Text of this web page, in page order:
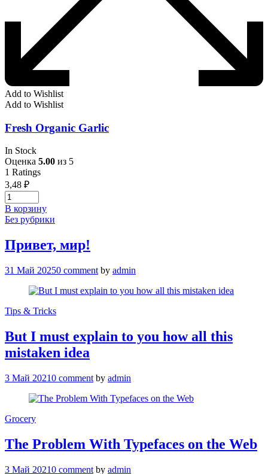
Add to Wishlist
Add to Wishlist
Fresh Organic Garlic
In Stock
Оценка 5.00 из 5
1 Ratings
3,48 ₽
В корзину
Без рубрики
Привет, мир!
31 Май 20250 comment by admin
Tips & Tricks
But I must explain to you how all this
mistaken idea
3 Май 20210 comment by admin
Grocery
The Problem With Typefaces on the Web
3 Май 20210 comment by admin